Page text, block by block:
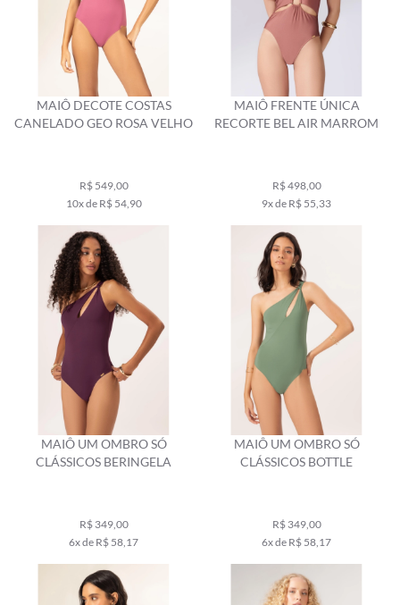
MAIÔ DECOTE COSTAS
CANELADO GEO ROSA VELHO
R$ 549,00
10x de R$ 54,90
MAIÔ FRENTE ÚNICA
RECORTE BEL AIR MARROM
R$ 498,00
9x de R$ 55,33
MAIÔ UM OMBRO SÓ
CLÁSSICOS BERINGELA
R$ 349,00
6x de R$ 58,17
MAIÔ UM OMBRO SÓ
CLÁSSICOS BOTTLE
R$ 349,00
6x de R$ 58,17